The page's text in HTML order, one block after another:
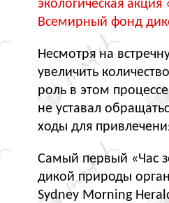
экологическая акция
Всемирный фонд
Несмотря на
увеличить
роль в этом
не уставал
ходы для
Самый первый «Час
дикой природы
Sydney Morning